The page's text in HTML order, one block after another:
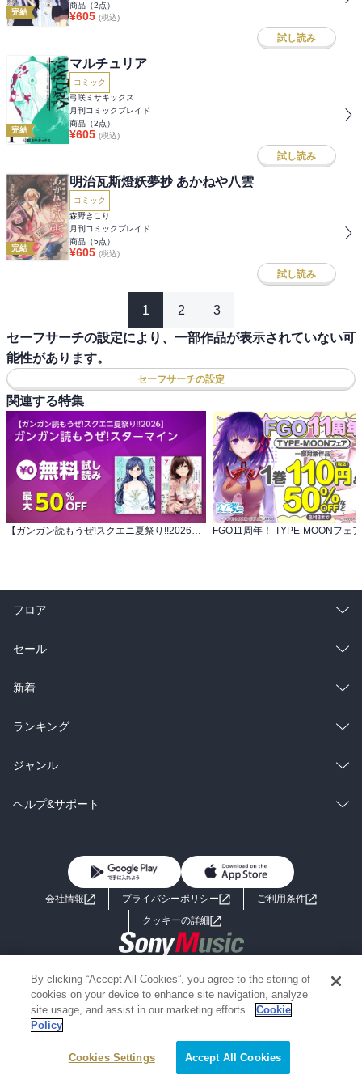
完結
商品（2点）
¥605 (税込)
試し読み
完結
マルチュリア
コミック
弓咲ミサキックス
月刊コミックブレイド
商品（2点）
¥605 (税込)
試し読み
完結
明治瓦斯燈妖夢抄 あかねや八雲
コミック
森野きこり
月刊コミックブレイド
商品（5点）
¥605 (税込)
試し読み
1 2 3
セーフサーチの設定により、一部作品が表示されていない可
能性があります。
セーフサーチの設定
関連する特集
【ガンガン読もうぜ!スクエニ夏祭り!!2026】 ガンガン読もうぜ!スターマイン FGO11周年！ TYPE-MOONフェア
絞り込み条件を変える
フロア
総合
ラノベ
雑誌・グラビア
BL・TL
セール
総合
ラノベ
雑誌・グラビア
BL・TL
新着
総合
ラノベ
雑誌・グラビア
ランキング
総合
ラノベ
ジャンル
コミック
ライトノベル 男子向けラノベ
小説
海外小説
ミステリー SF
歴史・時代小説
グラビア写真集
ヘルプ&サポート
よくあるご質問 お問い合わせ
会社情報 プライバシーポリシー
ご利用条件
クッキーの詳細
Copyright 2017 - 2026 Sony Music Entertainment(Japan) Inc.
Information on the site is for the Japan domestic market only
powered by
By clicking “Accept All Cookies”, you agree to the storing of
cookies on your device to enhance site navigation, analyze
site usage, and assist in our marketing efforts.
Cookie
Policy
Cookies Settings Accept All Cookies